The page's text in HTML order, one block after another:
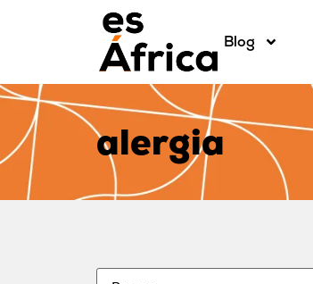
Blog
alergia